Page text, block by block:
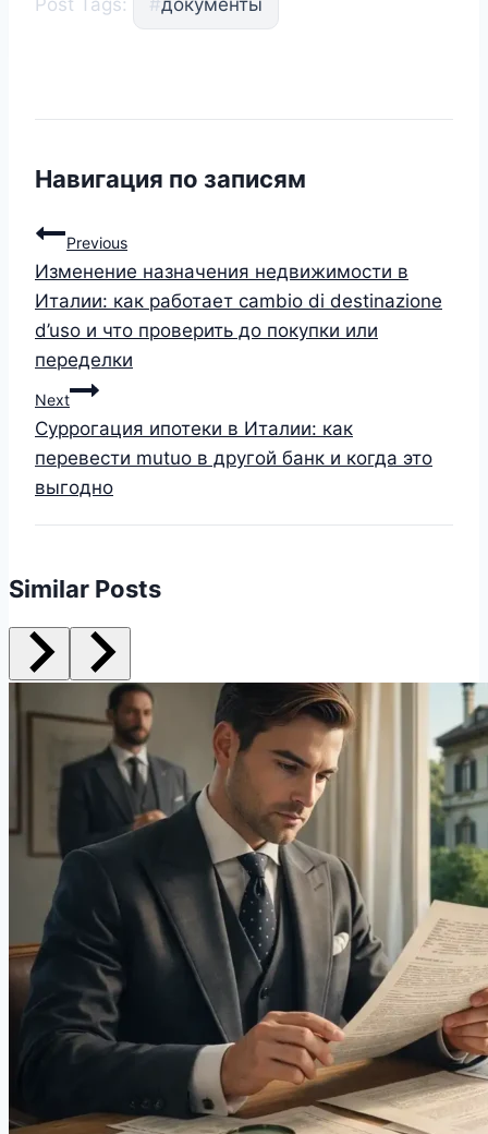
Post Tags: #документы
Навигация по записям
Previous
Изменение назначения недвижимости в
Италии: как работает cambio di destinazione
d’uso и что проверить до покупки или
переделки
Next
Суррогация ипотеки в Италии: как
перевести mutuo в другой банк и когда это
выгодно
Similar Posts